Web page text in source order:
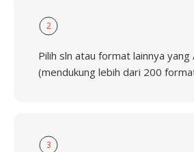
2
Pilih sln atau format lainnya yang
(mendukung lebih dari 200
3